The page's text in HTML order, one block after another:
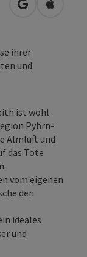
in Google
in
ihrer
und
ist wohl
Pyhrn-
Almluft und
das Tote
vom eigenen
den
ideales
und